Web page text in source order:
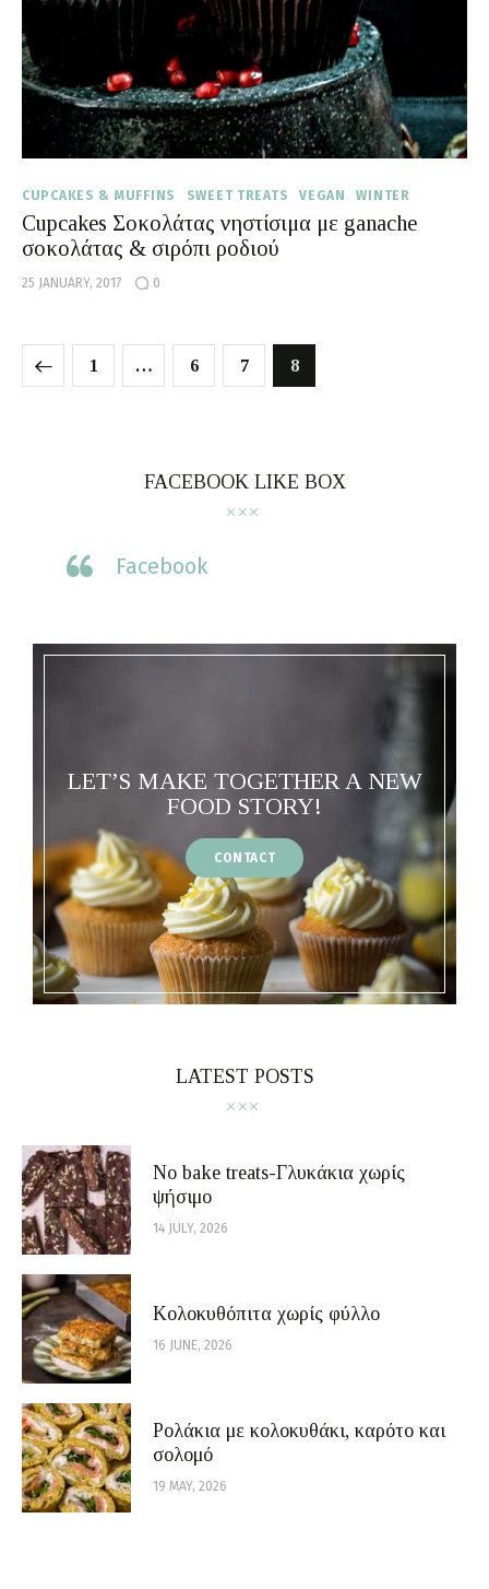
CUPCAKES & MUFFINS SWEET TREATS VEGAN WINTER
Cupcakes Σοκολάτας νηστίσιμα με ganache
σοκολάτας & σιρόπι ροδιού
25 JANUARY, 2017 0
1 … 6 7 8
FACEBOOK LIKE BOX
Facebook
LET’S MAKE TOGETHER A NEW
FOOD STORY!
CONTACT
LATEST POSTS
No bake treats-Γλυκάκια χωρίς
ψήσιμο
14 JULY, 2026
Κολοκυθόπιτα χωρίς φύλλο
16 JUNE, 2026
Ρολάκια με κολοκυθάκι, καρότο και
σολομό
19 MAY, 2026